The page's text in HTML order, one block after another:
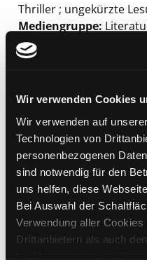
Wir verwenden Cookies
Wir verwenden auf
Technologien von
personenbezogenen
sind notwendig für den
uns helfen, diese
Bei Auswahl der
Verwendung aller
Drittanbietern als auch
Thriller ; ungekürzte
Mediengruppe:
Verfasser:
Mehr Informationen
Exemplare
Zweigstelle:West -
Signatur: TD.DR.E
Standort 2: Ausleihe